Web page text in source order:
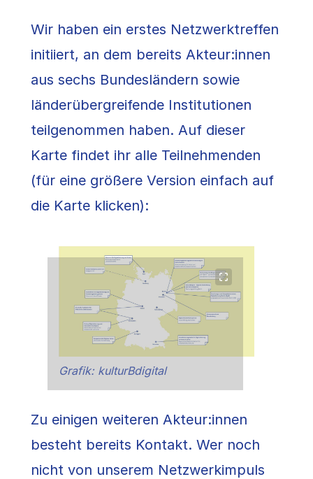
Wir haben ein erstes Netzwerktreffen
initiiert, an dem bereits Akteur:innen
aus sechs Bundesländern sowie
länderübergreifende Institutionen
teilgenommen haben. Auf dieser
Karte findet ihr alle Teilnehmenden
(für eine größere Version einfach auf
die Karte klicken):
Grafik: kulturBdigital
Zu einigen weiteren Akteur:innen
besteht bereits Kontakt. Wer noch
nicht von unserem Netzwerkimpuls